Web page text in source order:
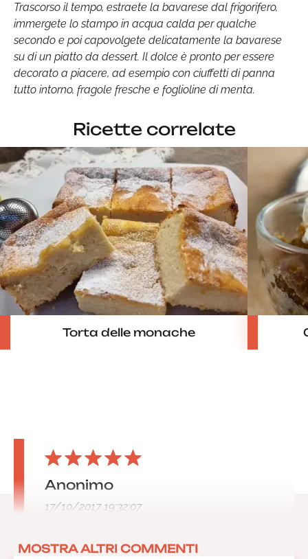
Trascorso il tempo, estraete la bavarese dal frigorifero,
immergete lo stampo in acqua calda per qualche
secondo e poi capovolgete delicatamente la bavarese
su di un piatto da dessert. Il dolce è pronto per essere
decorato a piacere, ad esempio con ciuffetti di panna
tutto intorno, fragole fresche e foglioline di menta.
Ricette correlate
Torta delle monache
Anonimo
17/10/2017 19:32:07
MOSTRA ALTRI COMMENTI